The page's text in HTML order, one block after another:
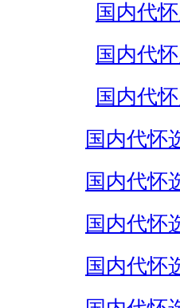
国内代
国内代
国内代
国内代怀
国内代怀
国内代怀
国内代怀